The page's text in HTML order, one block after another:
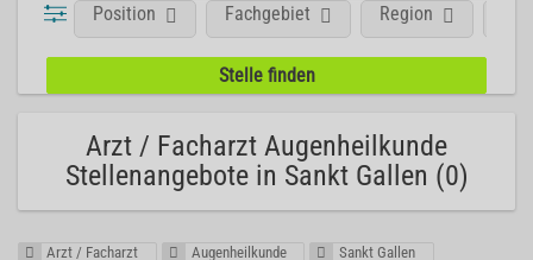
Position Fachgebiet Region
Arzt / Facharzt Augenheilkunde
Stellenangebote in Sankt Gallen (0)
Arzt / Facharzt Augenheilkunde
Sankt Gallen